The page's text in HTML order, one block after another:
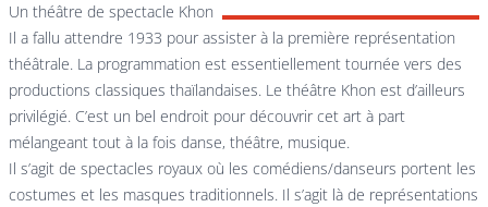
Un théâtre de spectacle Khon
Il a fallu attendre 1933 pour assister à la première représentation
théâtrale. La programmation est essentiellement tournée vers des
productions classiques thaïlandaises. Le théâtre Khon est d’ailleurs
privilégié. C’est un bel endroit pour découvrir cet art à part
mélangeant tout à la fois danse, théâtre, musique.
Il s’agit de spectacles royaux où les comédiens/danseurs portent les
costumes et les masques traditionnels. Il s’agit là de représentations